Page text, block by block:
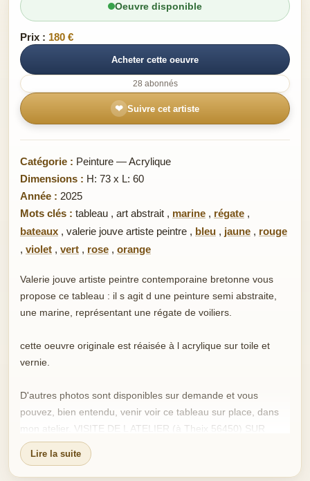
Oeuvre disponible
Prix : 180 €
Acheter cette oeuvre
28 abonnés
❤ Suivre cet artiste
Catégorie : Peinture — Acrylique
Dimensions : H: 73 x L: 60
Année : 2025
Mots clés : tableau , art abstrait , marine , régate ,
bateaux , valerie jouve artiste peintre , bleu , jaune , rouge
, violet , vert , rose , orange
Valerie jouve artiste peintre contemporaine bretonne vous
propose ce tableau : il s agit d une peinture semi abstraite,
une marine, représentant une régate de voiliers.
cette oeuvre originale est réaisée à l acrylique sur toile et
vernie.
D'autres photos sont disponibles sur demande et vous
pouvez, bien entendu, venir voir ce tableau sur place, dans
mon atelier. VISITE DE L ATELIER (à Theix 56450) SUR
SIMPLE DEMANDE
Initiée très tôt au dessin et à la peinture par ma maman,
Lire la suite